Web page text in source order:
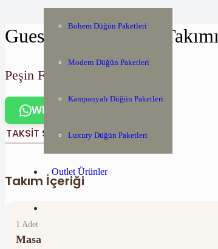
Bohem Düğün Paketleri
Modern Düğün Paketleri
Kampanyalı Düğün Paketleri
Luxury Düğün Paketleri
Outlet Ürünler
Guess Yemek Odası Takımı
Peşin Fiyatı:
WhatsApp Canlı Destek
TAKSIT SEÇENEKLERI
Takım İçeriği
1 Adet
Masa